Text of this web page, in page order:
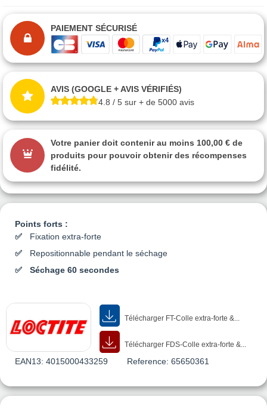
Points forts :
Fixation extra-forte
Repositionnable pendant le séchage
Séchage 60 secondes
Télécharger FT-Colle extra-forte &...
Télécharger FDS-Colle extra-forte &...
EAN13: 4015000433259 Reference: 65650361
PAIEMENT SÉCURISÉ
AVIS (GOOGLE + AVIS VÉRIFIÉS)
4.8 / 5 sur + de 5000 avis
Votre panier doit contenir au moins 100,00 € de
produits pour pouvoir obtenir des récompenses
fidélité.